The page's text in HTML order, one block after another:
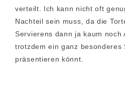
verteilt. Ich kann nicht oft
Nachteil sein muss, da die
Servierens dann ja kaum
trotzdem ein ganz besonderes
präsentieren könnt.